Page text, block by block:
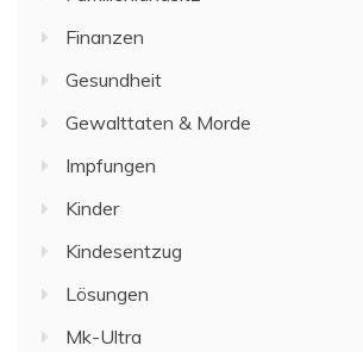
Finanzen
Gesundheit
Gewalttaten & Morde
Impfungen
Kinder
Kindesentzug
Lösungen
Mk-Ultra